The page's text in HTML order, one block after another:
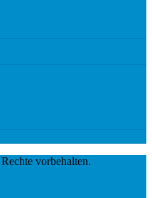
vorbehalten.